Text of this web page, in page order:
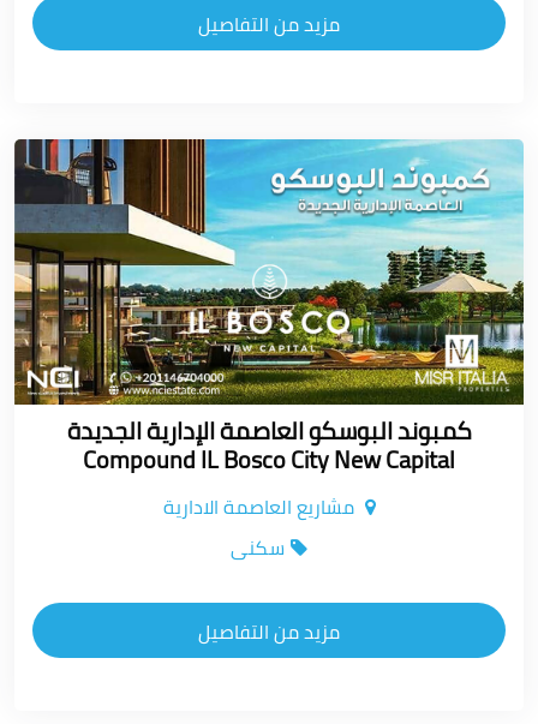
مزيد من التفاصيل
كمبوند البوسكو العاصمة الإدارية الجديدة
Compound IL Bosco City New Capital
مشاريع العاصمة الادارية
سكنى
مزيد من التفاصيل